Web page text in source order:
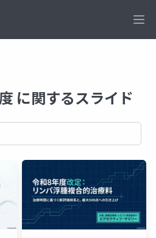
に関するスライド